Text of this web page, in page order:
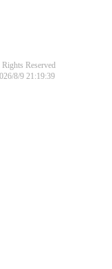
Reserved
8/9 21:19:39